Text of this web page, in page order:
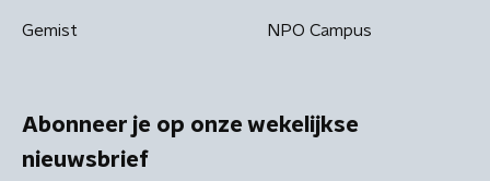
Gemist NPO Campus
Abonneer je op onze wekelijkse
nieuwsbrief